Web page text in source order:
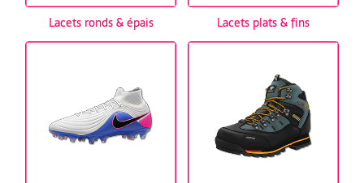
Lacets ronds & épais Lacets plats & fins